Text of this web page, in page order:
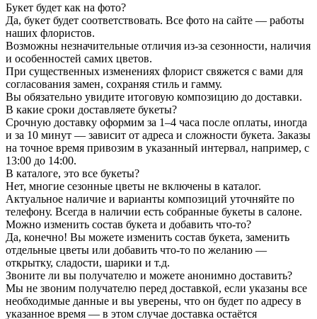
Букет будет как на фото?
Да, букет будет соответствовать. Все фото на сайте — работы
наших флористов.
Возможны незначительные отличия из-за сезонности, наличия
и особенностей самих цветов.
При существенных изменениях флорист свяжется с вами для
согласования замен, сохраняя стиль и гамму.
Вы обязательно увидите итоговую композицию до доставки.
В какие сроки доставляете букеты?
Срочную доставку оформим за 1–4 часа после оплаты, иногда
и за 10 минут — зависит от адреса и сложности букета. Заказы
на точное время привозим в указанный интервал, например, с
13:00 до 14:00.
В каталоге, это все букеты?
Нет, многие сезонные цветы не включены в каталог.
Актуальное наличие и варианты композиций уточняйте по
телефону. Всегда в наличии есть собранные букеты в салоне.
Можно изменить состав букета и добавить что-то?
Да, конечно! Вы можете изменить состав букета, заменить
отдельные цветы или добавить что-то по желанию —
открытку, сладости, шарики и т.д.
Звоните ли вы получателю и можете анонимно доставить?
Мы не звоним получателю перед доставкой, если указаны все
необходимые данные и вы уверены, что он будет по адресу в
указанное время — в этом случае доставка остаётся